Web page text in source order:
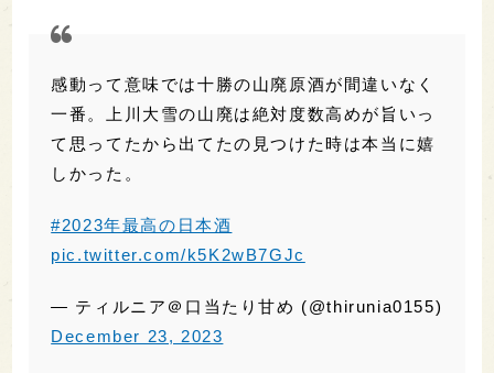
一番。上川大雪の山廃は絶対度数高めが旨いっ
て思ってたから出てたの見つけた時は本当に嬉
しかった。
December 23, 2023